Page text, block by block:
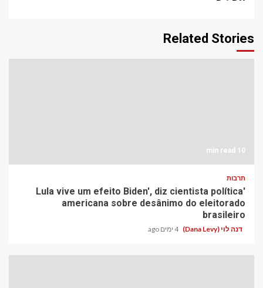
Related Stories
10 min read
תרבות
'Lula vive um efeito Biden', diz cientista política
americana sobre desânimo do eleitorado
brasileiro
דנה לוי (Dana Levy) 4 ימים ago